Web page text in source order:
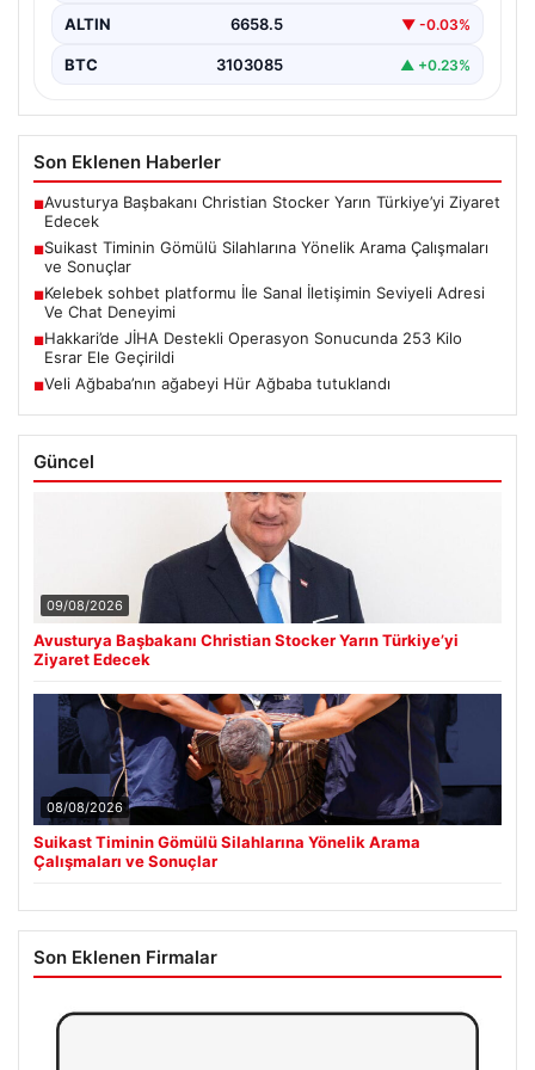
ALTIN 6658.5 ▼ -0.03%
BTC 3103085 ▲ +0.23%
Son Eklenen Haberler
■Avusturya Başbakanı Christian Stocker Yarın Türkiye’yi Ziyaret
Edecek
■Suikast Timinin Gömülü Silahlarına Yönelik Arama Çalışmaları
ve Sonuçlar
■Kelebek sohbet platformu İle Sanal İletişimin Seviyeli Adresi
Ve Chat Deneyimi
■Hakkari’de JİHA Destekli Operasyon Sonucunda 253 Kilo
Esrar Ele Geçirildi
■Veli Ağbaba’nın ağabeyi Hür Ağbaba tutuklandı
Güncel
09/08/2026
Avusturya Başbakanı Christian Stocker Yarın Türkiye’yi
Ziyaret Edecek
08/08/2026
Suikast Timinin Gömülü Silahlarına Yönelik Arama
Çalışmaları ve Sonuçlar
Son Eklenen Firmalar